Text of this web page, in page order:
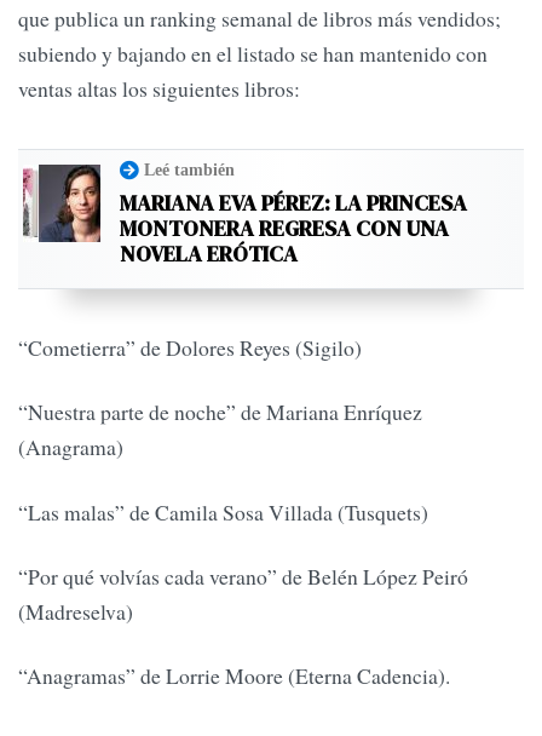
que publica un ranking semanal de libros más vendidos;
subiendo y bajando en el listado se han mantenido con
ventas altas los siguientes libros:
Leé también
MARIANA EVA PÉREZ: LA PRINCESA
MONTONERA REGRESA CON UNA
NOVELA ERÓTICA
“Cometierra” de Dolores Reyes (Sigilo)
“Nuestra parte de noche” de Mariana Enríquez
(Anagrama)
“Las malas” de Camila Sosa Villada (Tusquets)
“Por qué volvías cada verano” de Belén López Peiró
(Madreselva)
“Anagramas” de Lorrie Moore (Eterna Cadencia).